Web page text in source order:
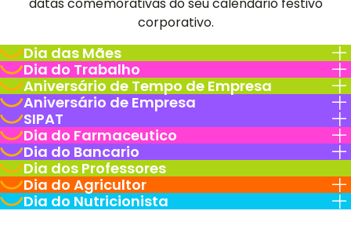
corporativo.
Dia das Mães
Dia do Trabalho
Aniversário de Tempo de Empresa
Aniversário de Empresa
SIPAT
Dia do Farmaceutico
Dia do Bancario
Dia dos Professores
Dia do Agricultor
Dia do Nutricionista